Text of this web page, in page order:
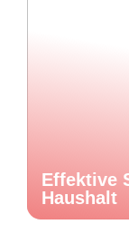
Effektive
Haushalt